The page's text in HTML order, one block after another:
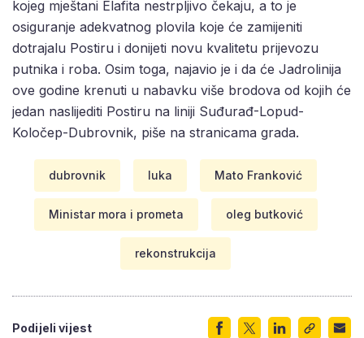
kojeg mještani Elafita nestrpljivo čekaju, a to je
osiguranje adekvatnog plovila koje će zamijeniti
dotrajalu Postiru i donijeti novu kvalitetu prijevozu
putnika i roba. Osim toga, najavio je i da će Jadrolinija
ove godine krenuti u nabavku više brodova od kojih će
jedan naslijediti Postiru na liniji Suđurađ-Lopud-
Koločep-Dubrovnik, piše na stranicama grada.
dubrovnik luka Mato Franković
Ministar mora i prometa oleg butković
rekonstrukcija
Podijeli vijest